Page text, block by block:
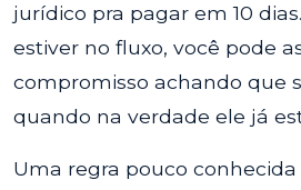
jurídico pra pagar em 10
estiver no fluxo, você pode
compromisso achando que
quando na verdade ele já
Uma regra pouco conhecida